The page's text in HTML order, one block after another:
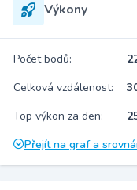
Výkony
Počet bodů:
Celková vzdálenost:
Top výkon za den:
Přejít na graf a